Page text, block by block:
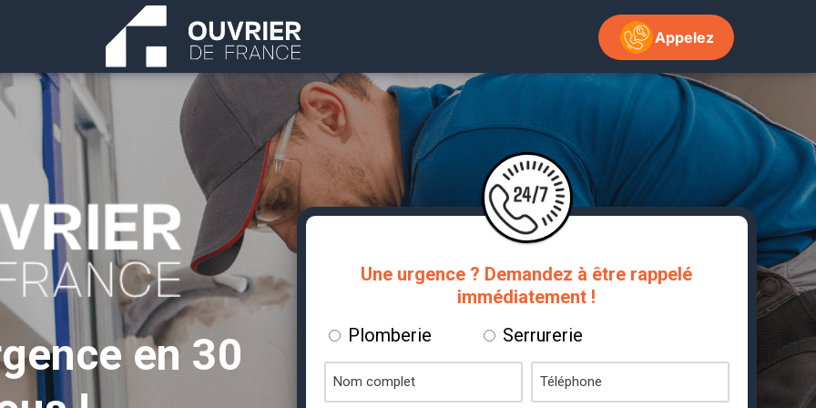
OUVRIER DE FRANCE
Appelez
Une urgence ? Demandez à être rappelé
immédiatement !
VousPlomberie Serrurerie
en 30